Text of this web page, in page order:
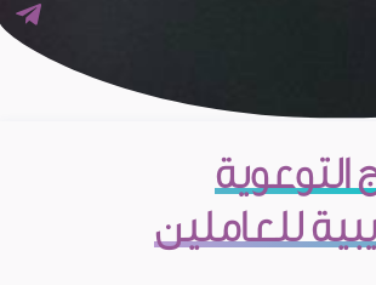
التوعوية
للعاملين